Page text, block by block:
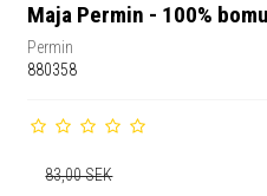
Maja Permin - 100%
Permin
880358
83,00 SEK